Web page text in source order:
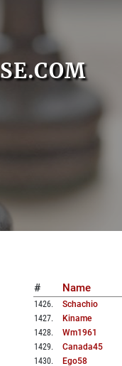
# Name
1426. Schachio
1427. Kiname
1428. Wm1961
1429. Canada45
1430. Ego58